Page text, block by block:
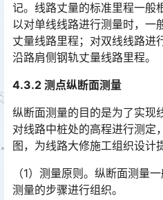
记。线路丈量的标准里程一般
以对单线线路进行测量时，一
丈量线路里程；对双线线路进
沿路肩侧钢轨丈量线路里程。󠅅󠅃󠄵󠅂󠄪󠇖󠆨󠆨󠇕󠆞󠆒󠅬󠇘󠆭󠆘󠇙󠆝󠅵󠇗󠆭󠆁󠄐󠇗󠅹󠅸󠇖󠆍󠅳󠇖󠅹󠅰󠇖󠆌󠅹
4.3.2 测点纵断面测量
纵断面测量的目的是为了实现
对线路中桩处的高程进行测定
图，为线路大修施工组织设计
（1）测量原则。纵断面测量
测量的步骤进行组织。